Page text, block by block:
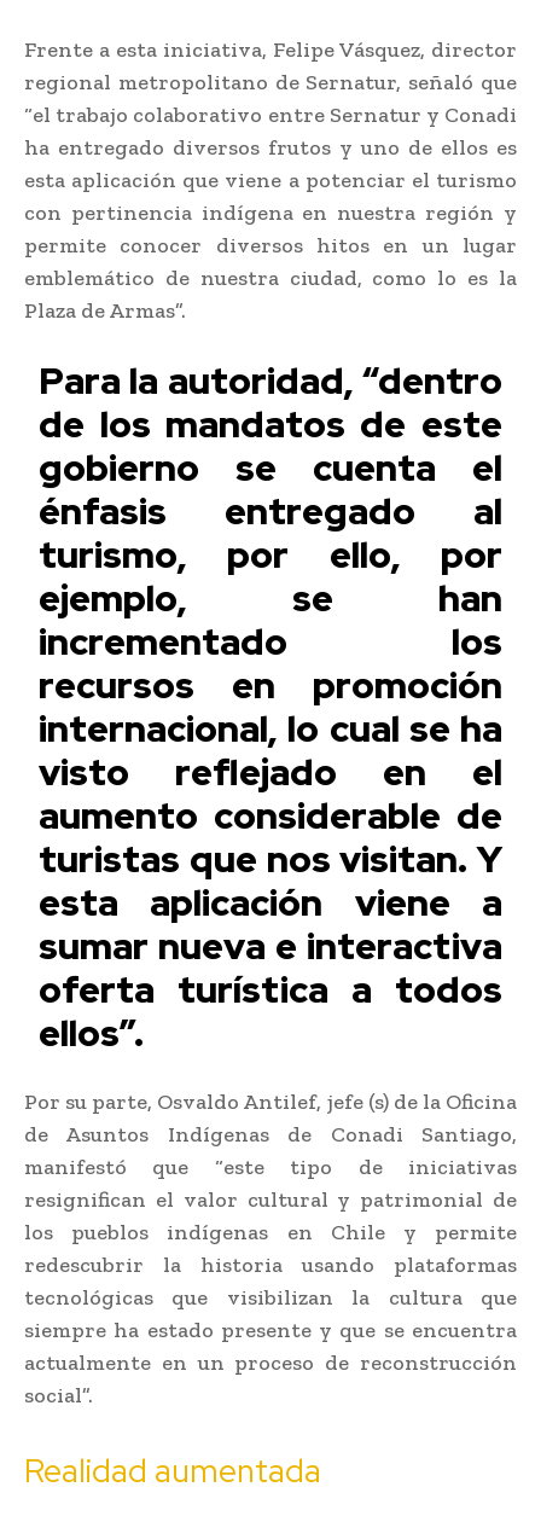
Frente a esta iniciativa, Felipe Vásquez, director
regional metropolitano de Sernatur, señaló que
“el trabajo colaborativo entre Sernatur y Conadi
ha entregado diversos frutos y uno de ellos es
esta aplicación que viene a potenciar el turismo
con pertinencia indígena en nuestra región y
permite conocer diversos hitos en un lugar
emblemático de nuestra ciudad, como lo es la
Plaza de Armas”.
Para la autoridad, “dentro
de los mandatos de este
gobierno se cuenta el
énfasis entregado al
turismo, por ello, por
ejemplo, se han
incrementado los
recursos en promoción
internacional, lo cual se ha
visto reflejado en el
aumento considerable de
turistas que nos visitan. Y
esta aplicación viene a
sumar nueva e interactiva
oferta turística a todos
ellos”.
Por su parte, Osvaldo Antilef, jefe (s) de la Oficina
de Asuntos Indígenas de Conadi Santiago,
manifestó que “este tipo de iniciativas
resignifican el valor cultural y patrimonial de
los pueblos indígenas en Chile y permite
redescubrir la historia usando plataformas
tecnológicas que visibilizan la cultura que
siempre ha estado presente y que se encuentra
actualmente en un proceso de reconstrucción
social”.
Realidad aumentada